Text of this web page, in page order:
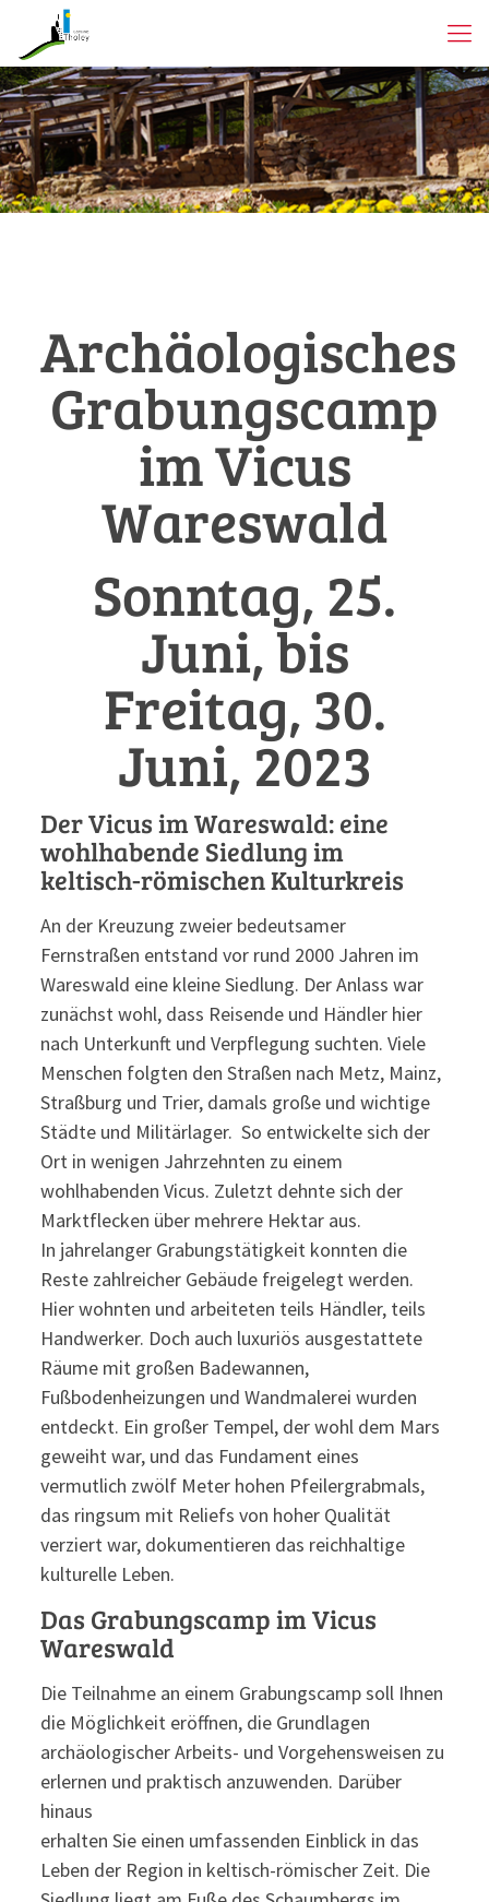
Archäologisches
Grabungscamp
im Vicus
Wareswald
Sonntag, 25.
Juni, bis
Freitag, 30.
Juni, 2023
Der Vicus im Wareswald: eine
wohlhabende Siedlung im
keltisch-römischen Kulturkreis
An der Kreuzung zweier bedeutsamer
Fernstraßen entstand vor rund 2000 Jahren im
Wareswald eine kleine Siedlung. Der Anlass war
zunächst wohl, dass Reisende und Händler hier
nach Unterkunft und Verpflegung suchten. Viele
Menschen folgten den Straßen nach Metz, Mainz,
Straßburg und Trier, damals große und wichtige
Städte und Militärlager. So entwickelte sich der
Ort in wenigen Jahrzehnten zu einem
wohlhabenden Vicus. Zuletzt dehnte sich der
Marktflecken über mehrere Hektar aus.
In jahrelanger Grabungstätigkeit konnten die
Reste zahlreicher Gebäude freigelegt werden.
Hier wohnten und arbeiteten teils Händler, teils
Handwerker. Doch auch luxuriös ausgestattete
Räume mit großen Badewannen,
Fußbodenheizungen und Wandmalerei wurden
entdeckt. Ein großer Tempel, der wohl dem Mars
geweiht war, und das Fundament eines
vermutlich zwölf Meter hohen Pfeilergrabmals,
das ringsum mit Reliefs von hoher Qualität
verziert war, dokumentieren das reichhaltige
kulturelle Leben.
Das Grabungscamp im Vicus
Wareswald
Die Teilnahme an einem Grabungscamp soll Ihnen
die Möglichkeit eröffnen, die Grundlagen
archäologischer Arbeits- und Vorgehensweisen zu
erlernen und praktisch anzuwenden. Darüber
hinaus
erhalten Sie einen umfassenden Einblick in das
Leben der Region in keltisch-römischer Zeit. Die